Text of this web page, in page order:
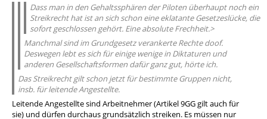
Dass man in den Gehaltssphären der Piloten überhaupt noch ein
Streikrecht hat ist an sich schon eine eklatante Gesetzeslücke, die
sofort geschlossen gehört. Eine absolute Frechheit.>
Manchmal sind im Grundgesetz verankerte Rechte doof.
Deswegen lebt es sich für einige wenige in Diktaturen und
anderen Gesellschaftsformen dafür ganz gut, hörte ich.
Das Streikrecht gilt schon jetzt für bestimmte Gruppen nicht,
insb. für leitende Angestellte.
Leitende Angestellte sind Arbeitnehmer (Artikel 9GG gilt auch für
sie) und dürfen durchaus grundsätzlich streiken. Es müssen nur